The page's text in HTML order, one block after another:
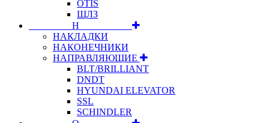
OTIS
ЩЛЗ
⠀⠀⠀⠀⠀⠀Н⠀⠀⠀⠀⠀⠀⠀
НАКЛАДКИ
НАКОНЕЧНИКИ
НАПРАВЛЯЮЩИЕ
BLT/BRILLIANT
DNDT
HYUNDAI ELEVATOR
SSL
SCHINDLER